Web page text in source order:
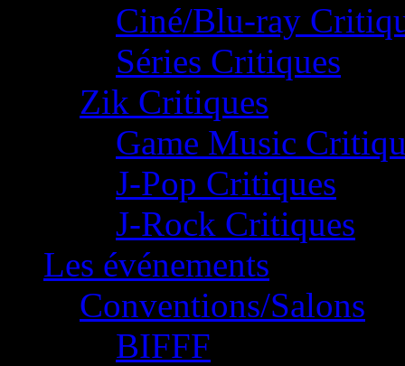
Ciné/Blu-ray
Séries Critiques
Zik Critiques
Game Music
J-Pop Critiques
J-Rock Critiques
Les événements
Conventions/Salons
BIFFF